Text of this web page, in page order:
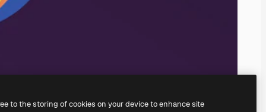
to the storing of cookies on your device to enhance site